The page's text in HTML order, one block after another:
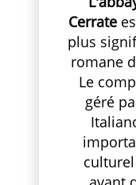
Cerrate
plus
romane
Le
géré